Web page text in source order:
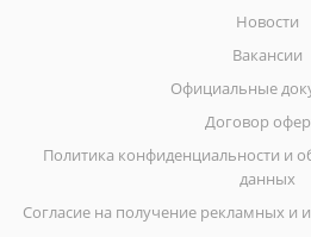
Новости
Вакансии
Официальные
Договор
Политика конфиденциальности и
данных
Согласие на получение рекламных